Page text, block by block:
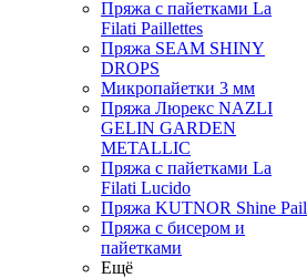
Пряжа с пайетками La
Filati Paillettes
Пряжа SEAM SHINY
DROPS
Микропайетки 3 мм
Пряжа Люрекс NAZLI
GELIN GARDEN
METALLIC
Пряжа с пайетками La
Filati Lucido
Пряжа KUTNOR Shine Pail
Пряжа с бисером и
пайетками
Ещё